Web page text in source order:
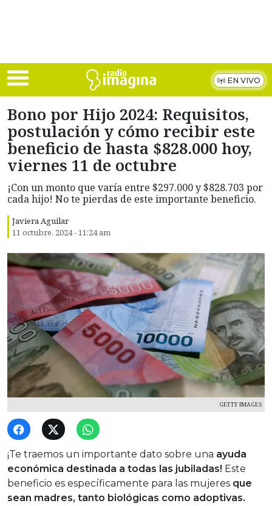
EN VIVO
Bono por Hijo 2024: Requisitos,
postulación y cómo recibir este
beneficio de hasta $828.000 hoy,
viernes 11 de octubre
¡Con un monto que varía entre $297.000 y $828.703 por
cada hijo! No te pierdas de este importante beneficio.
Javiera Aguilar
11 octubre, 2024 - 11:24 am
GETTY IMAGES
¡Te traemos un importante dato sobre una ayuda
económica d estinada a todas las jubiladas! Este
beneficio es específicamente para las mujeres que
sean madres, tanto biológicas como adoptivas.